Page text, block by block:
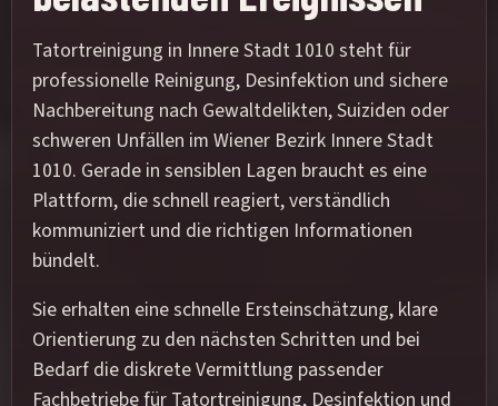
Tatortreinigung in Innere Stadt 1010 steht für
professionelle Reinigung, Desinfektion und sichere
Nachbereitung nach Gewaltdelikten, Suiziden oder
schweren Unfällen im Wiener Bezirk Innere Stadt
1010. Gerade in sensiblen Lagen braucht es eine
Plattform, die schnell reagiert, verständlich
kommuniziert und die richtigen Informationen
bündelt.
Sie erhalten eine schnelle Ersteinschätzung, klare
Orientierung zu den nächsten Schritten und bei
Bedarf die diskrete Vermittlung passender
Fachbetriebe für Tatortreinigung, Desinfektion und